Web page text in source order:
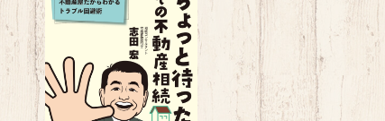
ちょっと待った！ その不動産相
続～不動産屋だからわかるトラ
ブル回避術～
¥1,650